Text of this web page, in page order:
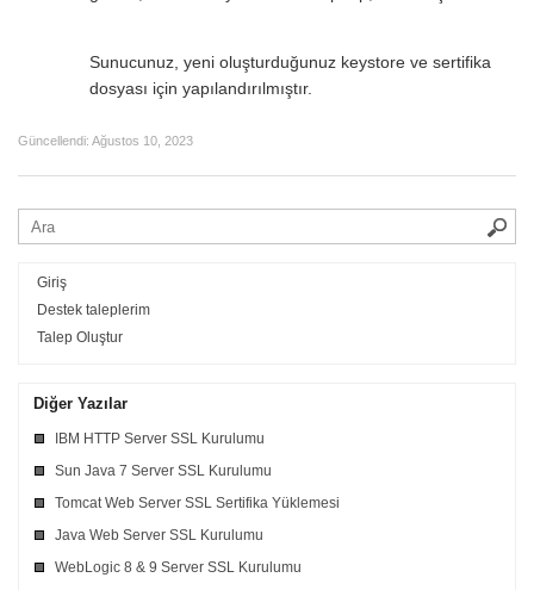
Sunucunuz, yeni oluşturduğunuz keystore ve sertifika
dosyası için yapılandırılmıştır.
Güncellendi: Ağustos 10, 2023
Giriş
Destek taleplerim
Talep Oluştur
Diğer Yazılar
IBM HTTP Server SSL Kurulumu
Sun Java 7 Server SSL Kurulumu
Tomcat Web Server SSL Sertifika Yüklemesi
Java Web Server SSL Kurulumu
WebLogic 8 & 9 Server SSL Kurulumu